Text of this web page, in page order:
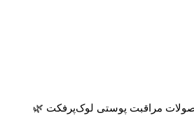
مراقبت پوستی لوک‌پرفکت 🌿